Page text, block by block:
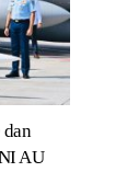
dan
AU